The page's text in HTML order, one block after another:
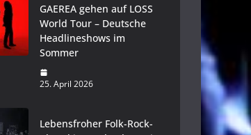
GAEREA gehen auf LOSS
World Tour – Deutsche
Headlineshows im
Sommer
25. April 2026
Lebensfroher Folk-Rock-